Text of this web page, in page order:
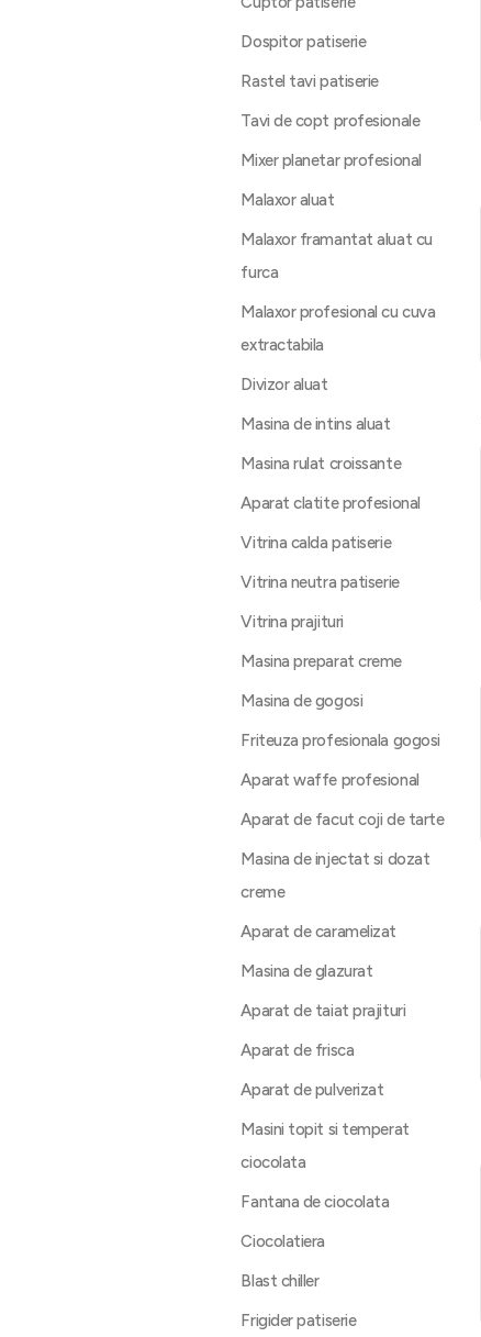
Dospitor patiserie
Rastel tavi patiserie
Tavi de copt profesionale
Mixer planetar profesional
Malaxor aluat
Malaxor framantat aluat cu
furca
Malaxor profesional cu cuva
extractabila
Divizor aluat
Masina de intins aluat
Masina rulat croissante
Aparat clatite profesional
Vitrina calda patiserie
Vitrina neutra patiserie
Vitrina prajituri
Masina preparat creme
Masina de gogosi
Friteuza profesionala gogosi
Aparat waffe profesional
Aparat de facut coji de tarte
Masina de injectat si dozat
creme
Aparat de caramelizat
Masina de glazurat
Aparat de taiat prajituri
Aparat de frisca
Aparat de pulverizat
Masini topit si temperat
ciocolata
Fantana de ciocolata
Ciocolatiera
Blast chiller
Frigider patiserie